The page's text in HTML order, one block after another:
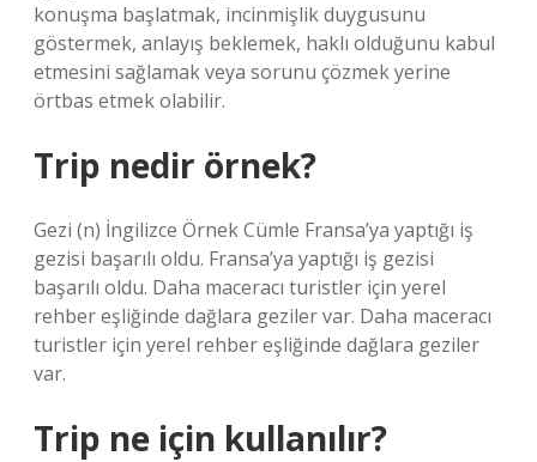
konuşma başlatmak, incinmişlik duygusunu
göstermek, anlayış beklemek, haklı olduğunu kabul
etmesini sağlamak veya sorunu çözmek yerine
örtbas etmek olabilir.
Trip nedir örnek?
Gezi (n) İngilizce Örnek Cümle Fransa’ya yaptığı iş
gezisi başarılı oldu. Fransa’ya yaptığı iş gezisi
başarılı oldu. Daha maceracı turistler için yerel
rehber eşliğinde dağlara geziler var. Daha maceracı
turistler için yerel rehber eşliğinde dağlara geziler
var.
Trip ne için kullanılır?